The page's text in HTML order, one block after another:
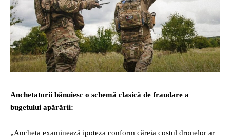
Anchetatorii bănuiesc o schemă clasică de fraudare a
bugetului apărării:
„Ancheta examinează ipoteza conform căreia costul dronelor ar